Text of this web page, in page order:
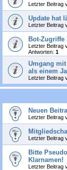
Letzter Beitrag
Update hat
Letzter Beitrag
Bot-
Letzter Beitrag
Antworten: 1
Umgang
als einem
Letzter Beitrag
Neuen
Letzter Beitrag
Letzter Beitrag
Bitte
Klarnamen!
Letzter Beitrag